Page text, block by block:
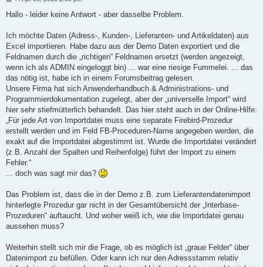
i
a
Hallo - leider keine Antwort - aber dasselbe Problem.
Ich möchte Daten (Adress-, Kunden-, Lieferanten- und Artikeldaten) aus
Excel importieren. Habe dazu aus der Demo Daten exportiert und die
Feldnamen durch die „richtigen“ Feldnamen ersetzt (werden angezeigt,
wenn ich als ADMIN eingeloggt bin) ... war eine riesige Fummelei. ... das
das nötig ist, habe ich in einem Forumsbeitrag gelesen.
Unsere Firma hat sich Anwenderhandbuch & Administrations- und
Programmierdokumentation zugelegt, aber der „universelle Import“ wird
hier sehr stiefmütterlich behandelt. Das hier steht auch in der Online-Hilfe:
„Für jede Art von Importdatei muss eine separate Firebird-Prozedur
erstellt werden und im Feld FB-Proceduren-Name angegeben werden, die
exakt auf die Importdatei abgestimmt ist. Wurde die Importdatei verändert
(z.B. Anzahl der Spalten und Reihenfolge) führt der Import zu einem
Fehler.“
... doch was sagt mir das?
Das Problem ist, dass die in der Demo z.B. zum Lieferantendatenimport
hinterlegte Prozedur gar nicht in der Gesamtübersicht der „Interbase-
Prozeduren“ auftaucht. Und woher weiß ich, wie die Importdatei genau
aussehen muss?
Weiterhin stellt sich mir die Frage, ob es möglich ist „graue Felder“ über
Datenimport zu befüllen. Oder kann ich nur den Adressstamm relativ